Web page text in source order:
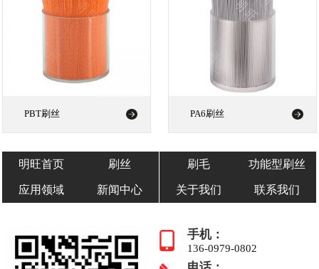
PBT刷丝 PA6刷丝
明旺首页 刷丝 刷毛 功能型刷丝
应用领域 新闻中心 关于我们 联系我们
手机：
136-0979-0802